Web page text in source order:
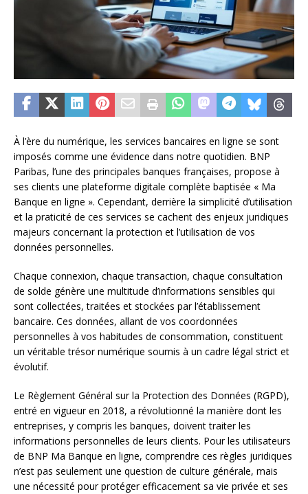
À l’ère du numérique, les services bancaires en ligne se sont
imposés comme une évidence dans notre quotidien. BNP
Paribas, l’une des principales banques françaises, propose à
ses clients une plateforme digitale complète baptisée « Ma
Banque en ligne ». Cependant, derrière la simplicité d’utilisation
et la praticité de ces services se cachent des enjeux juridiques
majeurs concernant la protection et l’utilisation de vos
données personnelles.
Chaque connexion, chaque transaction, chaque consultation
de solde génère une multitude d’informations sensibles qui
sont collectées, traitées et stockées par l’établissement
bancaire. Ces données, allant de vos coordonnées
personnelles à vos habitudes de consommation, constituent
un véritable trésor numérique soumis à un cadre légal strict et
évolutif.
Le Règlement Général sur la Protection des Données (RGPD),
entré en vigueur en 2018, a révolutionné la manière dont les
entreprises, y compris les banques, doivent traiter les
informations personnelles de leurs clients. Pour les utilisateurs
de BNP Ma Banque en ligne, comprendre ces règles juridiques
n’est pas seulement une question de culture générale, mais
une nécessité pour protéger efficacement sa vie privée et ses